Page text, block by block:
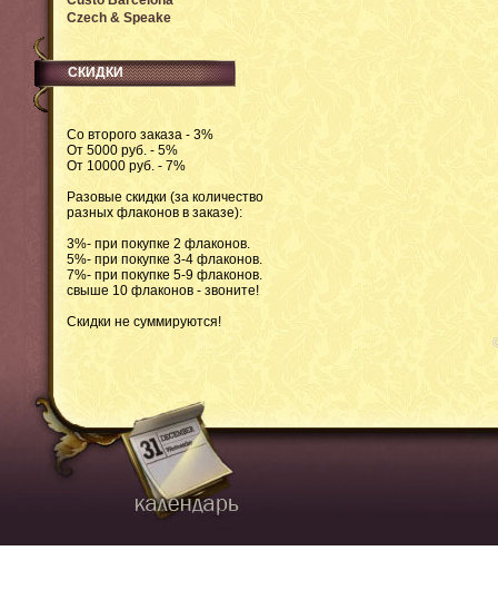
Czech & Speake
СКИДКИ
Со второго заказа - 3%
От 5000 руб. - 5%
От 10000 руб. - 7%
Разовые скидки (за количество
разных флаконов в заказе):
3%- при покупке 2 флаконов.
5%- при покупке 3-4 флаконов.
7%- при покупке 5-9 флаконов.
свыше 10 флаконов - звоните!
Скидки не суммируются!